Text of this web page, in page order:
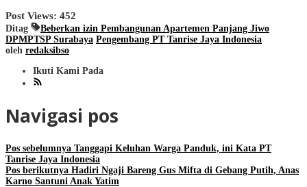
Post Views: 452
Ditag
Beberkan izin Pembangunan Apartemen Panjang Jiwo
DPMPTSP Surabaya Pengembang PT Tanrise Jaya Indonesia
oleh redaksibso
Ikuti Kami Pada
Navigasi pos
Pos sebelumnya Tanggapi Keluhan Warga Panduk, ini Kata PT
Tanrise Jaya Indonesia
Pos berikutnya Hadiri Ngaji Bareng Gus Mifta di Gebang Putih, Anas
Karno Santuni Anak Yatim